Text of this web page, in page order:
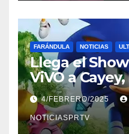
FARÁNDULA NOTICIAS
Llega el
ViVO a
Barceloneta
Relojes gratis
compre
4/FEBRERO/2025
NOTICIASPRTV